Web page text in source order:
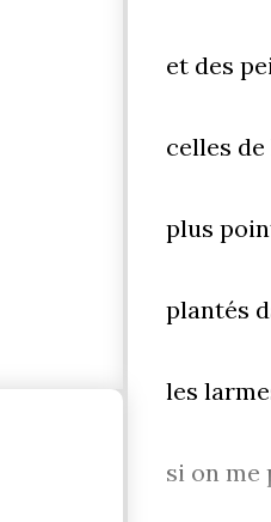
et des
celles
plus
plantés
les
si on me